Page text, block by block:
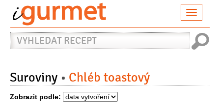
Vyhledat
recept
Suroviny Chléb toastový
Zobrazit podle: